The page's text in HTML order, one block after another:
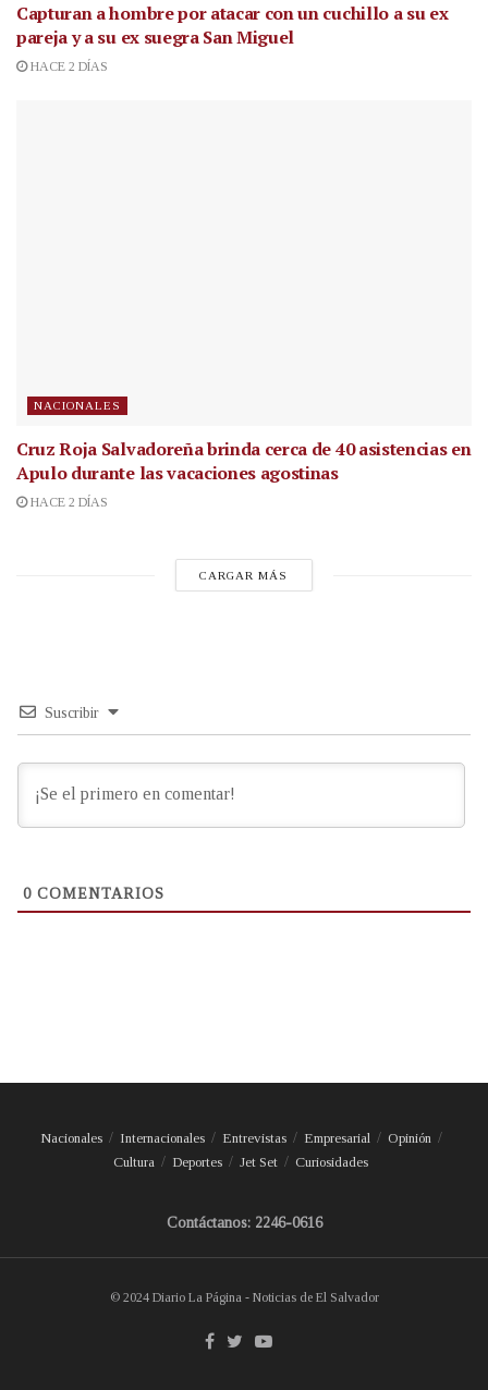
Capturan a hombre por atacar con un cuchillo a su ex
pareja y a su ex suegra San Miguel
HACE 2 DÍAS
NACIONALES
Cruz Roja Salvadoreña brinda cerca de 40 asistencias en
Apulo durante las vacaciones agostinas
HACE 2 DÍAS
CARGAR MÁS
Suscribir
0 COMENTARIOS
Nacionales Internacionales Entrevistas Empresarial
Opinión
Cultura
Deportes Jet Set Curiosidades
Contáctanos: 2246-0616
© 2024 Diario La Página - Noticias de El Salvador